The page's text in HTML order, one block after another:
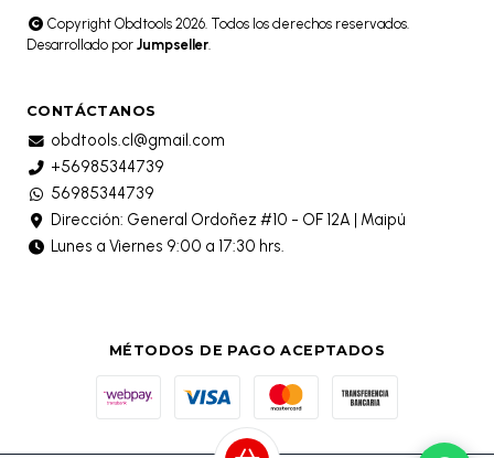
Copyright Obdtools 2026. Todos los derechos reservados.
Desarrollado por Jumpseller.
CONTÁCTANOS
obdtools.cl@gmail.com
+56985344739
56985344739
Dirección: General Ordoñez #10 - OF 12A | Maipú
Lunes a Viernes 9:00 a 17:30 hrs.
MÉTODOS DE PAGO ACEPTADOS